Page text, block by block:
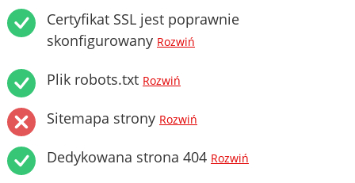
Certyfikat SSL jest poprawnie
skonfigurowany Rozwiń
Plik robots.txt Rozwiń
Sitemapa strony Rozwiń
Dedykowana strona 404 Rozwiń